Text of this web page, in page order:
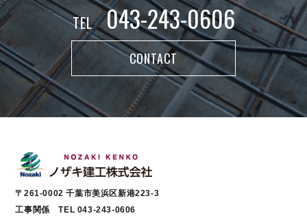
TEL 043-243-0606
CONTACT
〒261-0002 千葉市美浜区新港223-3
工事関係 TEL 043-243-0606